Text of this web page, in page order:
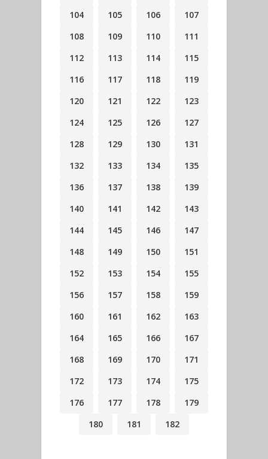
104
105 106
107
108
109 110
111
112
113 114
115
116
117 118
119
120
121 122
123
124
125 126
127
128
129 130
131
132
133 134
135
136
137 138
139
140
141 142
143
144
145 146
147
148
149 150
151
152
153 154
155
156
157 158
159
160
161 162
163
164
165 166
167
168
169 170
171
172
173 174
175
176
177 178
179
180
181 182